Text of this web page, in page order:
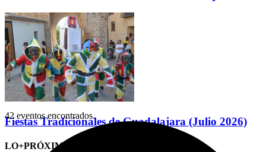
Fiestas Tradicionales de Guadalajara (Julio 2026)
LO+PRÓXIMO (CITAS)
42 eventos encontrados.